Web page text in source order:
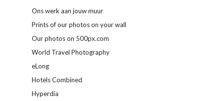
Ons werk aan jouw muur
Prints of our photos on your wall
Our photos on 500px.com
World Travel Photography
eLong
Hotels Combined
Hyperdia